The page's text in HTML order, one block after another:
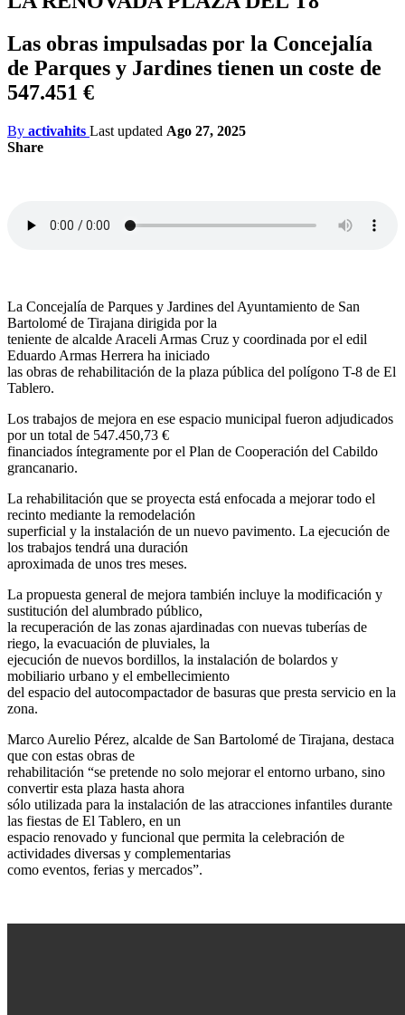
Las obras impulsadas por la Concejalía
de Parques y Jardines tienen un coste de
547.451 €
By activahits Last updated Ago 27, 2025
Share
La Concejalía de Parques y Jardines del Ayuntamiento de San
Bartolomé de Tirajana dirigida por la
teniente de alcalde Araceli Armas Cruz y coordinada por el edil
Eduardo Armas Herrera ha iniciado
las obras de rehabilitación de la plaza pública del polígono T-8 de El
Tablero.
Los trabajos de mejora en ese espacio municipal fueron adjudicados
por un total de 547.450,73 €
financiados íntegramente por el Plan de Cooperación del Cabildo
grancanario.
La rehabilitación que se proyecta está enfocada a mejorar todo el
recinto mediante la remodelación
superficial y la instalación de un nuevo pavimento. La ejecución de
los trabajos tendrá una duración
aproximada de unos tres meses.
La propuesta general de mejora también incluye la modificación y
sustitución del alumbrado público,
la recuperación de las zonas ajardinadas con nuevas tuberías de
riego, la evacuación de pluviales, la
ejecución de nuevos bordillos, la instalación de bolardos y
mobiliario urbano y el embellecimiento
del espacio del autocompactador de basuras que presta servicio en la
zona.
Marco Aurelio Pérez, alcalde de San Bartolomé de Tirajana, destaca
que con estas obras de
rehabilitación “se pretende no solo mejorar el entorno urbano, sino
convertir esta plaza hasta ahora
sólo utilizada para la instalación de las atracciones infantiles durante
las fiestas de El Tablero, en un
espacio renovado y funcional que permita la celebración de
actividades diversas y complementarias
como eventos, ferias y mercados”.